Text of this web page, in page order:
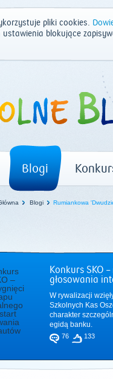
pliki cookies.
blokujące
Blogi
Blogi Rumiankowa
Konkurs SKO
głosowania
W rywalizacji
Szkolnych Kas
charakter
egidą banku.
76 133